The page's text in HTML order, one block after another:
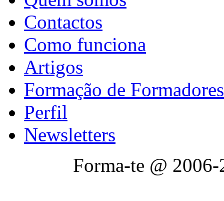
Contactos
Como funciona
Artigos
Formação de Formadores
Perfil
Newsletters
Forma-te @